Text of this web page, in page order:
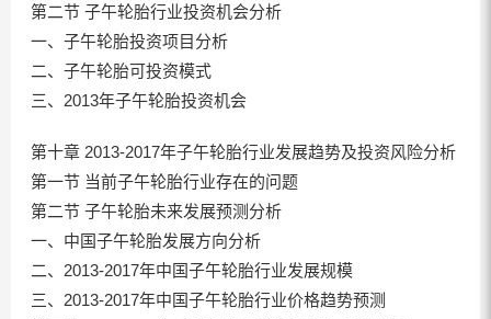
第二节 子午轮胎行业投资机会分析
一、子午轮胎投资项目分析
二、子午轮胎可投资模式
三、2013年子午轮胎投资机会
第十章 2013-2017年子午轮胎行业发展趋势及投资风险分析
第一节 当前子午轮胎行业存在的问题
第二节 子午轮胎未来发展预测分析
一、中国子午轮胎发展方向分析
二、2013-2017年中国子午轮胎行业发展规模
三、2013-2017年中国子午轮胎行业价格趋势预测